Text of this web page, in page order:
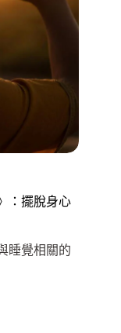
：擺脫身心
睡覺相關的